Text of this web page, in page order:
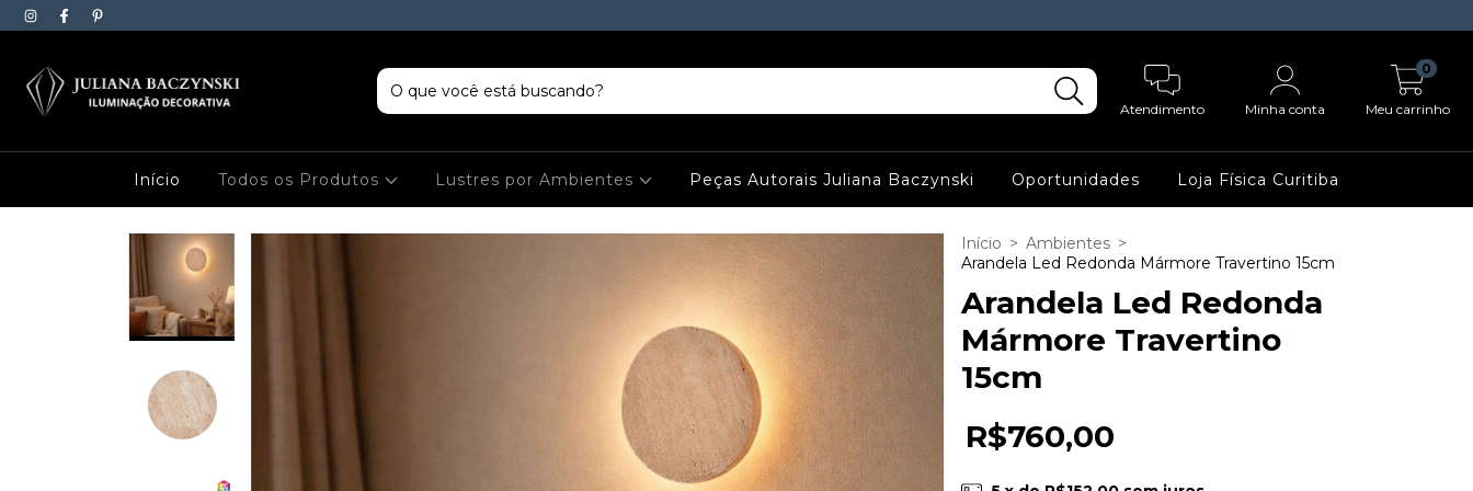
Atendimento Minha conta Meu carrinho
0
Início Todos os Produtos Lustres por Ambientes Peças Autorais Juliana Baczynski Oportunidades Loja Física Curitiba
Início > Ambientes >
Arandela Led Redonda Mármore Travertino 15cm
Arandela Led Redonda
Mármore Travertino
15cm
R$760,00